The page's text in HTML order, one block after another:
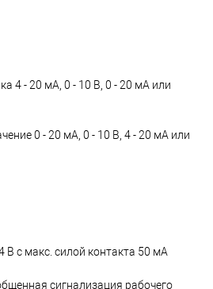
4 - 20 мА, 0 - 10 В, 0 - 20 мА или
0 - 20 мА, 0 - 10 В, 4 - 20 мА или
с макс. силой контакта 50 мА
сигнализация рабочего